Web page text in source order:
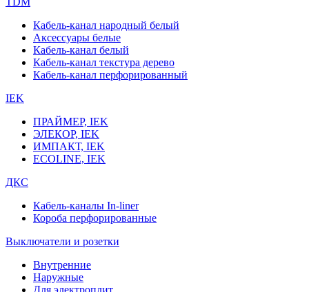
Кабель-канал народный белый
Аксессуары белые
Кабель-канал белый
Кабель-канал текстура дерево
Кабель-канал перфорированный
IEK
ПРАЙМЕР, IEK
ЭЛЕКОР, IEK
ИМПАКТ, IEK
ECOLINE, IEK
ДКС
Кабель-каналы In-liner
Короба перфорированные
Выключатели и розетки
Внутренние
Наружные
Для электроплит